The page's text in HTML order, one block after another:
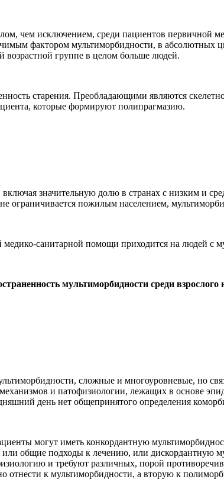
чем исключением, среди пациентов первичной
фактором мультиморбидности, в абсолютных
возрастной группе в целом больше людей.
старения. Преобладающими являются
которые формируют полипрагмазию.
значительную долю в странах с низким и
ограничивается пожилым населением,
медико-санитарной помощи приходится на людей
мультиморбидности среди
сложные и многоуровневые, но
и патофизиологии, лежащих в основе
день нет общепринятого определения
могут иметь конкордантную
общие подходы к лечению, или дискордантную
и требуют различных, порой
отнести к мультиморбидности, а вторую к